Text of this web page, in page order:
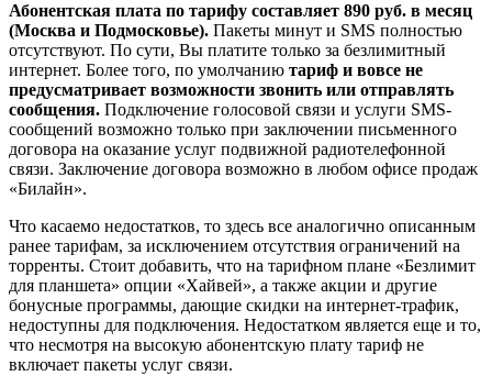
Абонентская плата по тарифу составляет 890 руб. в месяц
(Москва и Подмосковье). Пакеты минут и SMS полностью
отсутствуют. По сути, Вы платите только за безлимитный
интернет. Более того, по умолчанию тариф и вовсе не
предусматривает возможности звонить или отправлять
сообщения. Подключение голосовой связи и услуги SMS-
сообщений возможно только при заключении письменного
договора на оказание услуг подвижной радиотелефонной
связи. Заключение договора возможно в любом офисе продаж
«Билайн».
Что касаемо недостатков, то здесь все аналогично описанным
ранее тарифам, за исключением отсутствия ограничений на
торренты. Стоит добавить, что на тарифном плане «Безлимит
для планшета» опции «Хайвей», а также акции и другие
бонусные программы, дающие скидки на интернет-трафик,
недоступны для подключения. Недостатком является еще и то,
что несмотря на высокую абонентскую плату тариф не
включает пакеты услуг связи.